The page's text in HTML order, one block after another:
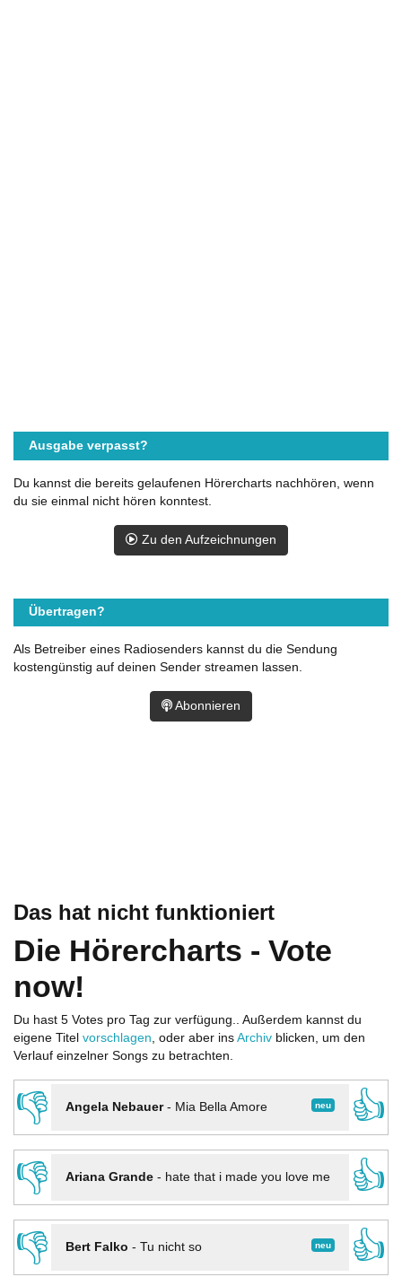
Das hat nicht funktioniert
Die Hörercharts - Vote
now!
Du hast 5 Votes pro Tag zur verfügung.. Außerdem kannst du
eigene Titel vorschlagen, oder aber ins Archiv blicken, um den
Verlauf einzelner Songs zu betrachten.
👎 neu
Angela Nebauer- Mia Bella Amore
👍
👎
Ariana Grande- hate that i made you love me
👍
👎
neu
Bert Falko - Tu nicht so
👍
Ausgabe verpasst?
Du kannst die bereits gelaufenen Hörercharts nachhören, wenn
du sie einmal nicht hören konntest.
Zu den Aufzeichnungen
Übertragen?
Als Betreiber eines Radiosenders kannst du die Sendung
kostengünstig auf deinen Sender streamen lassen.
Abonnieren